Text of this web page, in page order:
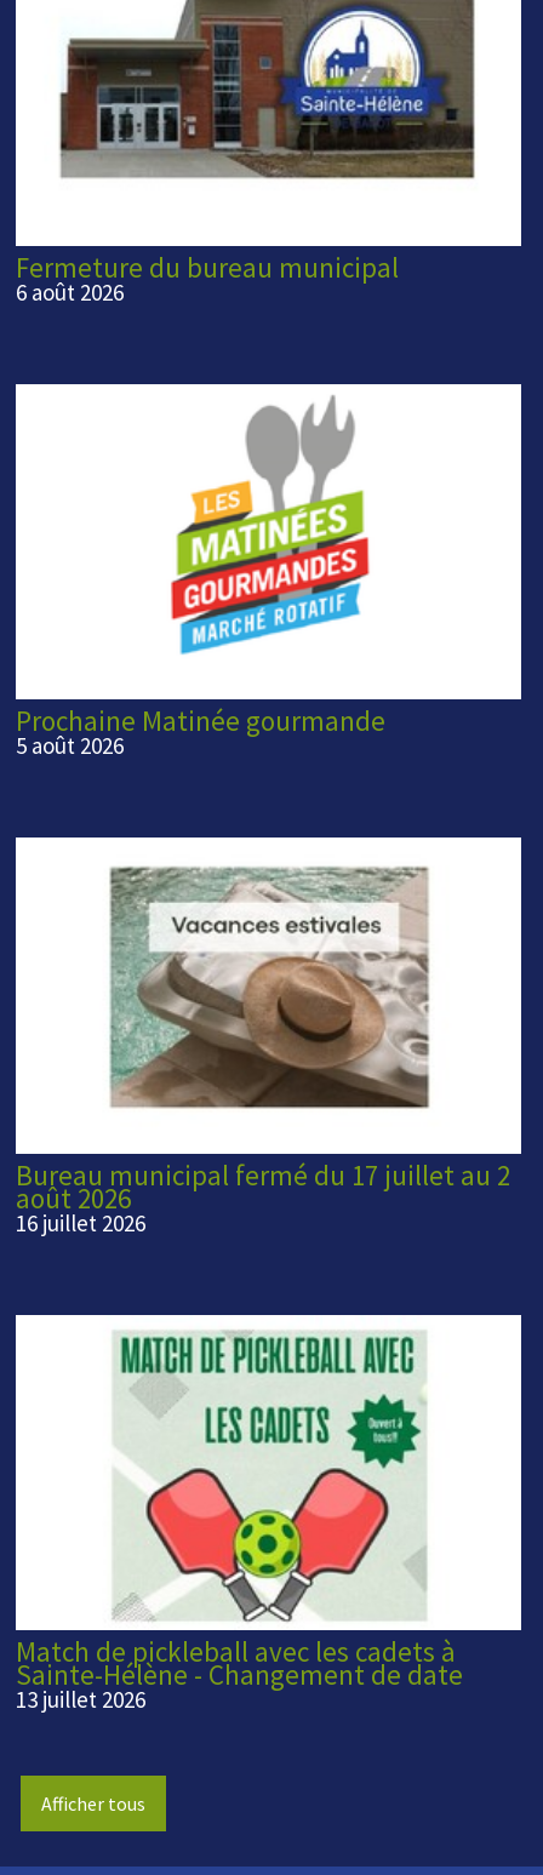
Fermeture du bureau municipal
6 août 2026
Prochaine Matinée gourmande
5 août 2026
Bureau municipal fermé du 17 juillet au 2
août 2026
16 juillet 2026
Match de pickleball avec les cadets à
Sainte-Hélène - Changement de date
13 juillet 2026
Afficher tous